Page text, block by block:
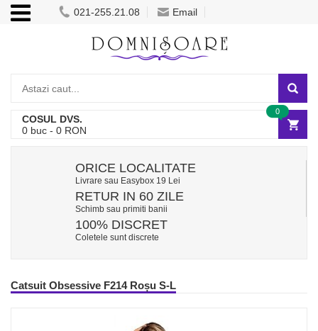
021-255.21.08 Email
COSUL DVS.
0 buc - 0 RON
0
ORICE LOCALITATE
Livrare sau Easybox 19 Lei
RETUR IN 60 ZILE
Schimb sau primiti banii
100% DISCRET
Coletele sunt discrete
Catsuit Obsessive F214 Roșu S-L